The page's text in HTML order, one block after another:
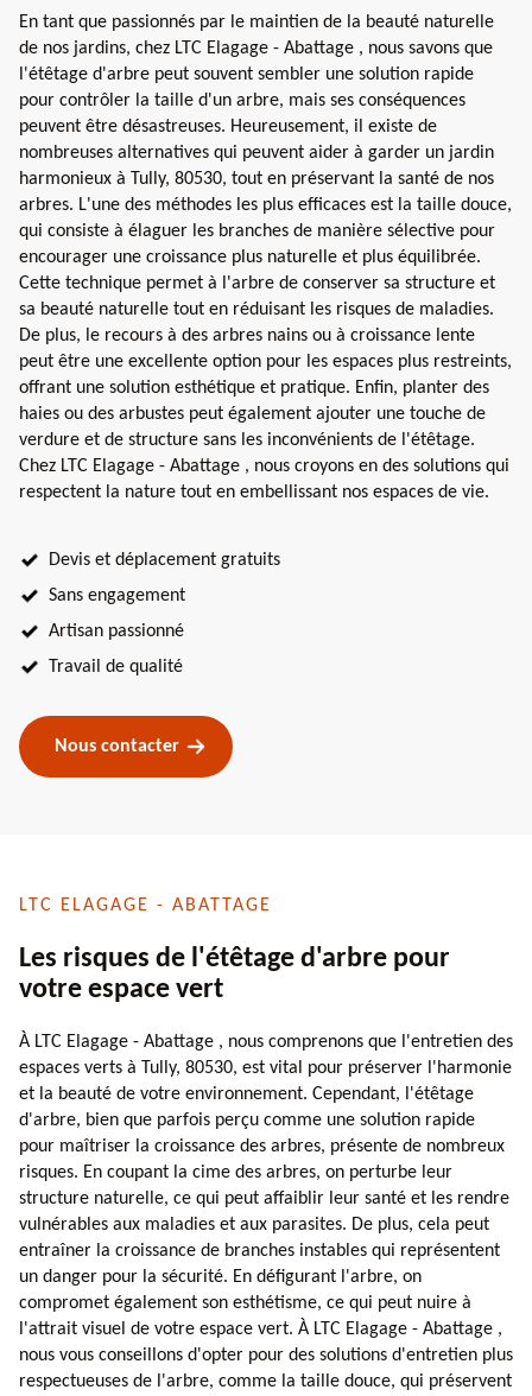
En tant que passionnés par le maintien de la beauté naturelle
de nos jardins, chez LTC Elagage - Abattage , nous savons que
l'étêtage d'arbre peut souvent sembler une solution rapide
pour contrôler la taille d'un arbre, mais ses conséquences
peuvent être désastreuses. Heureusement, il existe de
nombreuses alternatives qui peuvent aider à garder un jardin
harmonieux à Tully, 80530, tout en préservant la santé de nos
arbres. L'une des méthodes les plus efficaces est la taille douce,
qui consiste à élaguer les branches de manière sélective pour
encourager une croissance plus naturelle et plus équilibrée.
Cette technique permet à l'arbre de conserver sa structure et
sa beauté naturelle tout en réduisant les risques de maladies.
De plus, le recours à des arbres nains ou à croissance lente
peut être une excellente option pour les espaces plus restreints,
offrant une solution esthétique et pratique. Enfin, planter des
haies ou des arbustes peut également ajouter une touche de
verdure et de structure sans les inconvénients de l'étêtage.
Chez LTC Elagage - Abattage , nous croyons en des solutions qui
respectent la nature tout en embellissant nos espaces de vie.
Devis et déplacement gratuits
Sans engagement
Artisan passionné
Travail de qualité
Nous contacter
LTC ELAGAGE - ABATTAGE
Les risques de l'étêtage d'arbre pour
votre espace vert
À LTC Elagage - Abattage , nous comprenons que l'entretien des
espaces verts à Tully, 80530, est vital pour préserver l'harmonie
et la beauté de votre environnement. Cependant, l'étêtage
d'arbre, bien que parfois perçu comme une solution rapide
pour maîtriser la croissance des arbres, présente de nombreux
risques. En coupant la cime des arbres, on perturbe leur
structure naturelle, ce qui peut affaiblir leur santé et les rendre
vulnérables aux maladies et aux parasites. De plus, cela peut
entraîner la croissance de branches instables qui représentent
un danger pour la sécurité. En défigurant l'arbre, on
compromet également son esthétisme, ce qui peut nuire à
l'attrait visuel de votre espace vert. À LTC Elagage - Abattage ,
nous vous conseillons d'opter pour des solutions d'entretien plus
respectueuses de l'arbre, comme la taille douce, qui préservent